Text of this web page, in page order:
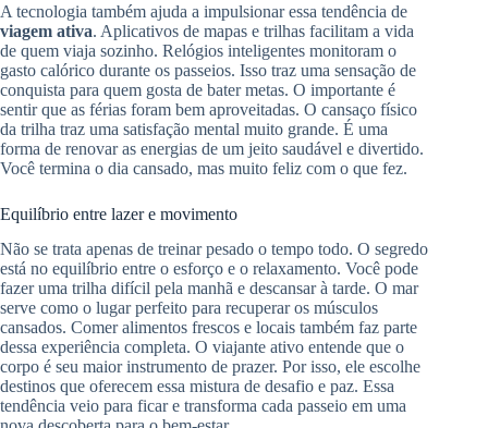
A tecnologia também ajuda a impulsionar essa tendência de
viagem ativa. Aplicativos de mapas e trilhas facilitam a vida
de quem viaja sozinho. Relógios inteligentes monitoram o
gasto calórico durante os passeios. Isso traz uma sensação de
conquista para quem gosta de bater metas. O importante é
sentir que as férias foram bem aproveitadas. O cansaço físico
da trilha traz uma satisfação mental muito grande. É uma
forma de renovar as energias de um jeito saudável e divertido.
Você termina o dia cansado, mas muito feliz com o que fez.
Equilíbrio entre lazer e movimento
Não se trata apenas de treinar pesado o tempo todo. O segredo
está no equilíbrio entre o esforço e o relaxamento. Você pode
fazer uma trilha difícil pela manhã e descansar à tarde. O mar
serve como o lugar perfeito para recuperar os músculos
cansados. Comer alimentos frescos e locais também faz parte
dessa experiência completa. O viajante ativo entende que o
corpo é seu maior instrumento de prazer. Por isso, ele escolhe
destinos que oferecem essa mistura de desafio e paz. Essa
tendência veio para ficar e transforma cada passeio em uma